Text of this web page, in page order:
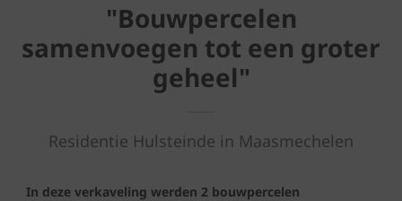
"Bouwpercelen
samenvoegen tot een groter
geheel"
Residentie Hulsteinde in Maasmechelen
In deze verkaveling werden 2 bouwpercelen